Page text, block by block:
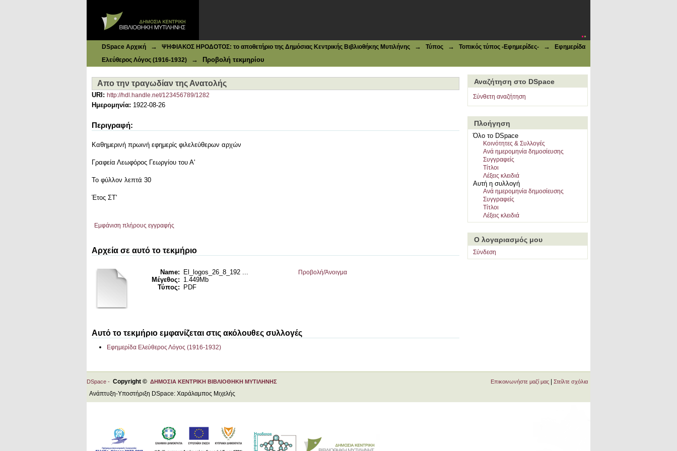
DSpace Αρχική → ΨΗΦΙΑΚΟΣ ΗΡΟΔΟΤΟΣ: το αποθετήριο της Δημόσιας Κεντρικής Βιβλιοθήκης Μυτιλήνης → Τύπος → Τοπικός τύπος -Εφημερίδες- →
Εφημερίδα
Ελεύθερος Λόγος (1916-1932)
→ Προβολή τεκμηρίου
Απο την τραγωδίαν της Ανατολής
URI: http://hdl.handle.net/123456789/1282
Ημερομηνία: 1922-08-26
Περιγραφή:
Καθημερινή πρωινή εφημερίς φιλελεύθερων αρχών
Γραφεία Λεωφόρος Γεωργίου του Α'
Το φύλλον λεπτά 30
Έτος ΣΤ'
Εμφάνιση πλήρους εγγραφής
Αρχεία σε αυτό το τεκμήριο
Name:
El_logos_26_8_192 ...
Μέγεθος: 1.449Mb
Τύπος:
PDF
Προβολή/Άνοιγμα
Αυτό το τεκμήριο εμφανίζεται στις ακόλουθες συλλογές
Εφημερίδα Ελεύθερος Λόγος (1916-1932)
Αναζήτηση στο DSpace
Σύνθετη αναζήτηση
Πλοήγηση
Όλο το DSpace
Κοινότητες & Συλλογές
Ανά ημερομηνία δημοσίευσης
Συγγραφείς
Τίτλοι
Λέξεις κλειδιά
Αυτή η συλλογή
Ανά ημερομηνία δημοσίευσης
Συγγραφείς
Τίτλοι
Λέξεις κλειδιά
Ο λογαριασμός μου
Σύνδεση
DSpace - Copyright © ΔΗΜΟΣΙΑ ΚΕΝΤΡΙΚΗ ΒΙΒΛΙΟΘΗΚΗ ΜΥΤΙΛΗΝΗΣ
Ανάπτυξη-Υποστήριξη DSpace: Χαράλαμπος Μιχελής
Επικοινωνήστε μαζί μας Στείλτε σχόλια